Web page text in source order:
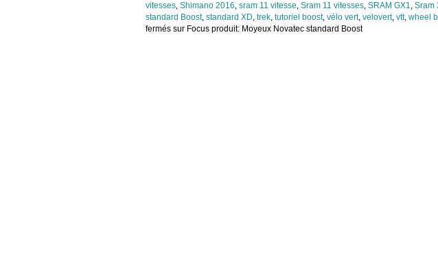
vitesses, Shimano 2016, sram 11 vitesse, Sram 11 vitesses, SRAM GX1, Sram
standard Boost, standard XD, trek, tutoriel boost, vélo vert, velovert, vtt, wheel
fermés sur Focus produit: Moyeux Novatec standard Boost